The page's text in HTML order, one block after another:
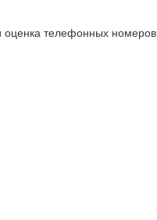
оценка телефонных номеров